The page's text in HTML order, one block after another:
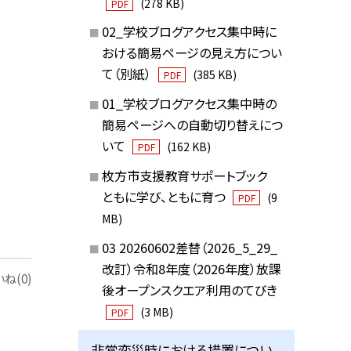
ね(0)
PDF
02_学校ブログアクセス集中時に
おける簡易ページの見え方につい
て（別紙）
PDF (385 KB)
01_学校ブログアクセス集中時の
簡易ページへの自動切り替えにつ
いて
PDF (162 KB)
枚方市支援教育サポートブック
ともに学び、ともに育つ
PDF
(9
MB)
03 20260602差替（2026_5_29_
改訂）令和8年度（2026年度）放課
後オープンスクエア利用のてびき
PDF (3 MB)